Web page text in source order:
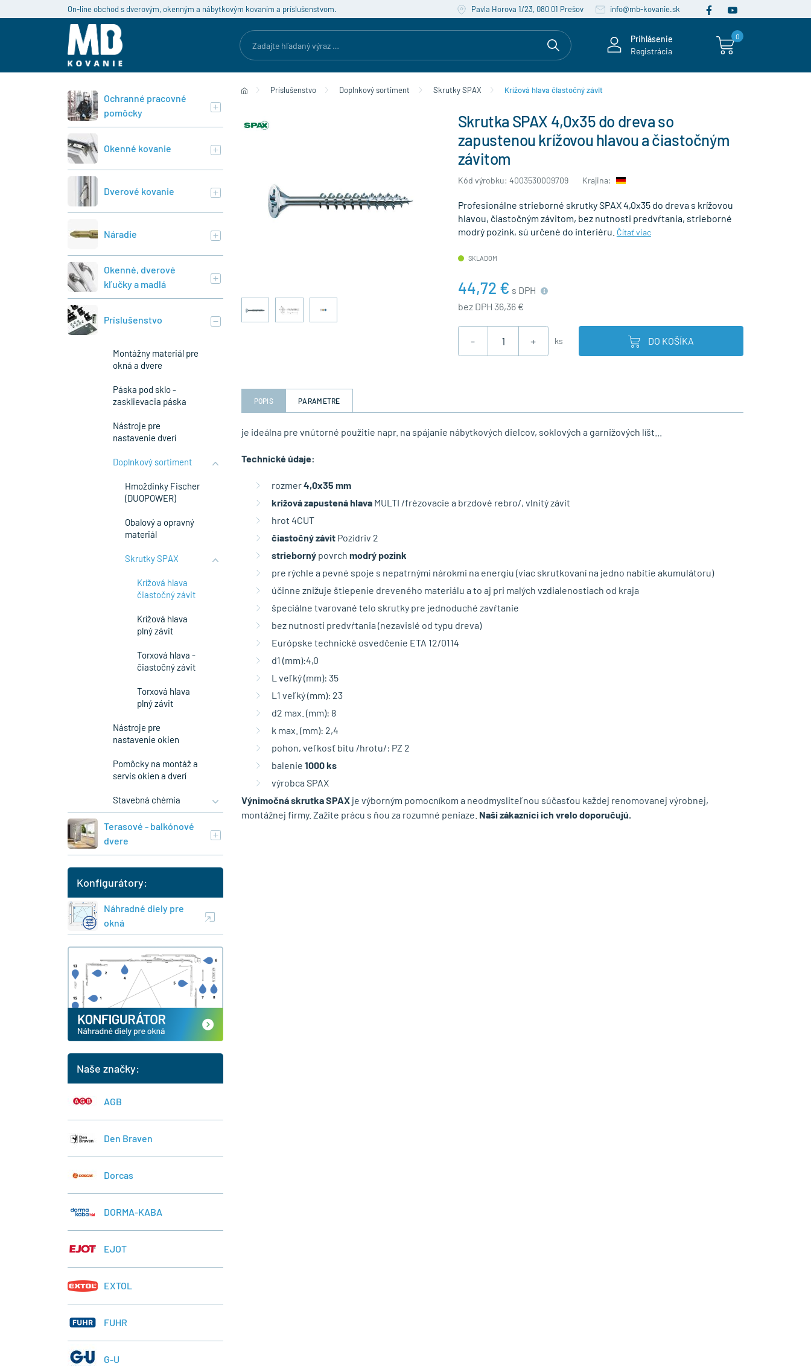
On-line obchod s dverovým, okenným a nábytkovým kovaním a príslušenstvom. Pavla Horova 1/23, 080 01 Prešov info@mb-kovanie.sk
Prihlásenie
Registrácia
0
Príslušenstvo Doplnkový sortiment Skrutky SPAX Krížová hlava čiastočný závit
Skrutka SPAX 4,0x35 do dreva so
zapustenou krížovou hlavou a čiastočným
závitom
Kód výrobku: 4003530009709 Krajina:
Profesionálne strieborné skrutky SPAX 4,0x35 do dreva s krížovou
hlavou, čiastočným závitom, bez nutnosti predvŕtania, strieborné
modrý pozink, sú určené do interiéru. Čítať viac
SKLADOM
44,72 € s DPH
bez DPH 36,36 €
- + ks DO KOŠÍKA
POPIS PARAMETRE
je ideálna pre vnútorné použitie napr. na spájanie nábytkových dielcov, soklových a garnižových líšt...
Technické údaje:
rozmer4,0x35 mm
krížová zapustená hlavaMULTI /frézovacie a brzdové rebro/, vlnitý závit
hrot 4CUT
čiastočný závitPozidriv 2
striebornýpovrch modrý pozink
pre rýchle a pevné spoje s nepatrnými nárokmi na energiu (viac skrutkovaní na jedno nabitie akumulátoru)
účinne znižuje štiepenie dreveného materiálu a to aj pri malých vzdialenostiach od kraja
špeciálne tvarované telo skrutky pre jednoduché zavŕtanie
bez nutnosti predvŕtania (nezavislé od typu dreva)
Európske technické osvedčenie ETA 12/0114
d1 (mm):4,0
L veľký (mm): 35
L1 veľký (mm): 23
d2 max. (mm): 8
k max. (mm): 2,4
pohon, veľkosť bitu /hrotu/: PZ 2
balenie 1000 ks
výrobca SPAX
Výnimočná skrutka SPAXje výborným pomocníkom a neodmysliteľnou súčasťou každej renomovanej výrobnej,
montážnej firmy. Zažite prácu s ňou za rozumné peniaze. Naši zákazníci ich vrelo doporučujú.
Ochranné pracovné
pomôcky
Okenné kovanie
Dverové kovanie
Náradie
Okenné, dverové
kľučky a madlá
Príslušenstvo
Montážny materiál pre
okná a dvere
Páska pod sklo -
zasklievacia páska
Nástroje pre
nastavenie dverí
Doplnkový sortiment
Hmoždinky Fischer
(DUOPOWER)
Obalový a opravný
materiál
Skrutky SPAX
Krížová hlava
čiastočný závit
Krížová hlava
plný závit
Torxová hlava -
čiastočný závit
Torxová hlava
plný závit
Nástroje pre
nastavenie okien
Pomôcky na montáž a
servis okien a dverí
Stavebná chémia
Terasové - balkónové
dvere
Konfigurátory:
Náhradné diely pre
okná
Naše značky:
AGB
Den Braven
Dorcas
DORMA-KABA
EJOT
EXTOL
FUHR
G-U